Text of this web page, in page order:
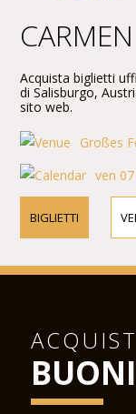
CARMEN
Acquista biglietti
di Salisburgo,
sito web.
Großes
ven
BIGLIETTI